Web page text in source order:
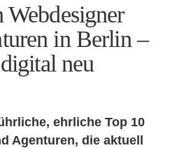
Webdesigner
in Berlin –
neu
ehrliche Top 10
Agenturen, die aktuell